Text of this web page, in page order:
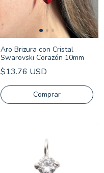
Aro Brizura con Cristal
Swarovski Corazón 10mm
$13.76 USD